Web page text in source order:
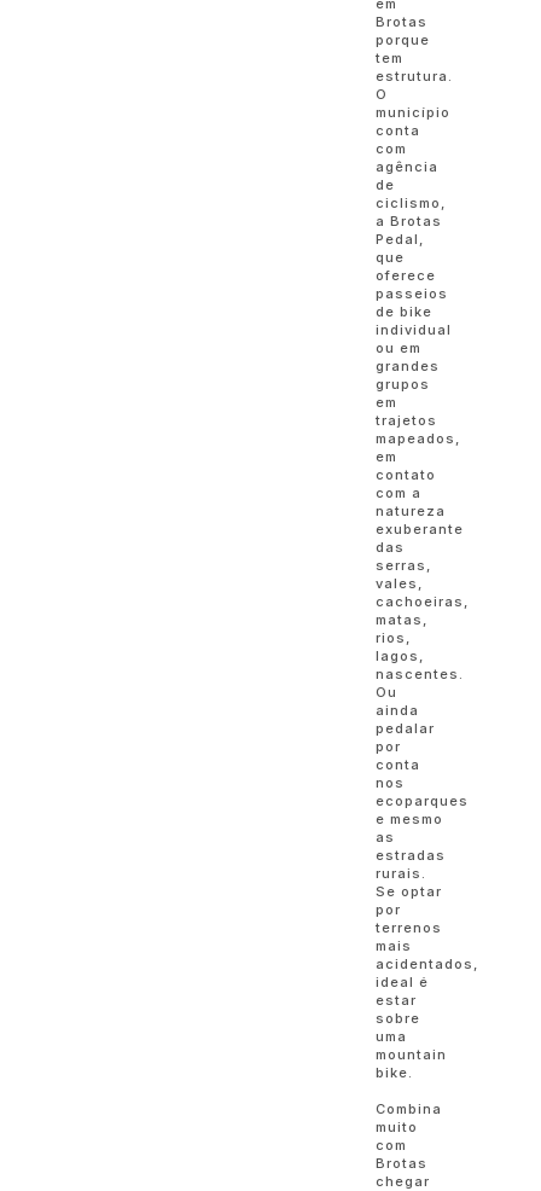
em
Brotas
porque
tem
estrutura.
O
município
conta
com
agência
de
ciclismo,
a Brotas
Pedal,
que
oferece
passeios
de bike
individual
ou em
grandes
grupos
em
trajetos
mapeados,
em
contato
com a
natureza
exuberante
das
serras,
vales,
cachoeiras,
matas,
rios,
lagos,
nascentes.
Ou
ainda
pedalar
por
conta
nos
ecoparques
e mesmo
as
estradas
rurais.
Se optar
por
terrenos
mais
acidentados,
ideal é
estar
sobre
uma
mountain
bike.
Combina
muito
com
Brotas
chegar